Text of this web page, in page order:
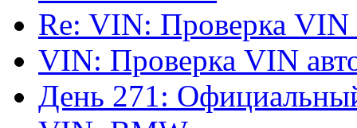
Re: VIN: Проверка VIN
VIN: Проверка VIN
День 271: